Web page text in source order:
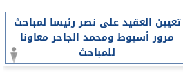
تعيين العقيد على نصر رئيسا لمباحث
مرور أسيوط ومحمد الجاحر معاونا
للمباحث